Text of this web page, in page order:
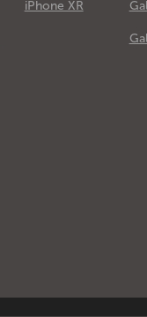
iPhone XR